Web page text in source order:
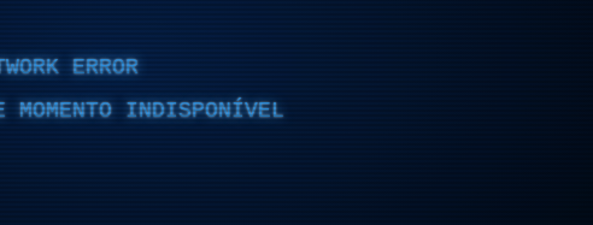
ERROR
MOMENTO INDISPONÍVEL